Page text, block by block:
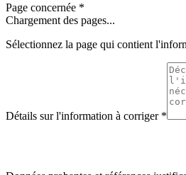
Page concernée *
Chargement des pages...
Sélectionnez la page qui contient
Détails sur l'information à corriger *